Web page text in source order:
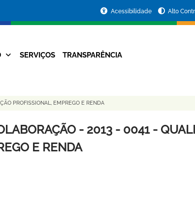
Acessibilidade Alto
SERVIÇOS TRANSPARÊNCIA
PROFISSIONAL, EMPREGO E RENDA
- 2013 - 0041 -
E RENDA